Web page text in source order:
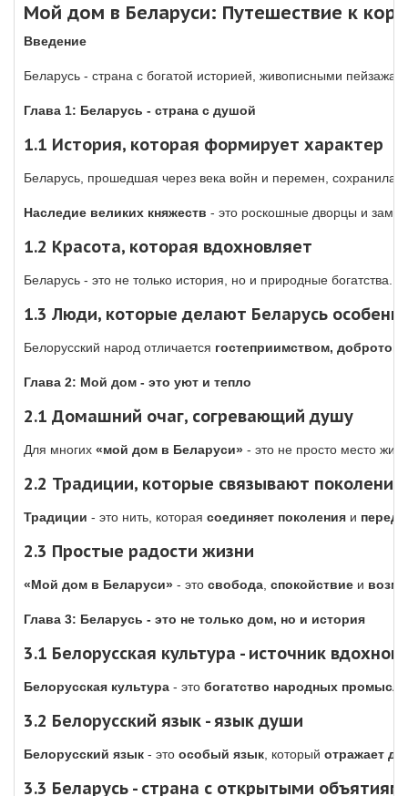
Мой дом в Беларуси: Путешествие к
Введение
Беларусь - страна с богатой историей, живописными
Глава 1: Беларусь - страна с душой
1.1 История, которая формирует характер
Беларусь, прошедшая через века войн и перемен, сохранила
Наследие великих княжеств - это роскошные дворцы и
1.2 Красота, которая вдохновляет
Беларусь - это не только история, но и природные богатства.
1.3 Люди, которые делают Беларусь
Белорусский народ отличается гостеприимством,
Глава 2: Мой дом - это уют и тепло
2.1 Домашний очаг, согревающий душу
Для многих «мой дом в Беларуси» - это не просто место
2.2 Традиции, которые связывают поколения
Традиции - это нить, которая соединяет поколения и
2.3 Простые радости жизни
«Мой дом в Беларуси» - это свобода спокойствие и
Глава 3: Беларусь - это не только дом, но и история
3.1 Белорусская культура - источник
Белорусская культура - это богатство народных
3.2 Белорусский язык - язык души
Белорусский язык - это особый язык , который отражает
3.3 Беларусь - страна с открытыми